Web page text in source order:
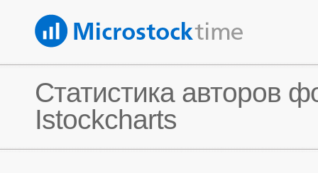
Статистика авторов
Istockcharts